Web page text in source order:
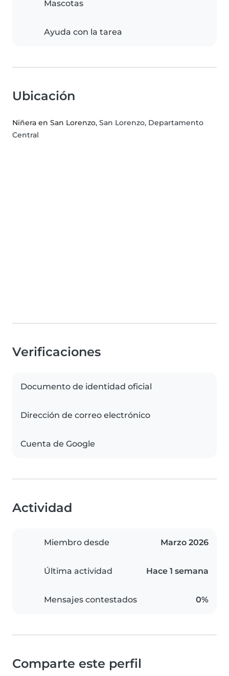
Mascotas
Ayuda con la tarea
Ubicación
Niñera en San Lorenzo, San Lorenzo, Departamento
Central
Verificaciones
Documento de identidad oficial
Dirección de correo electrónico
Cuenta de Google
Actividad
Miembro desde Marzo 2026
Última actividad Hace 1 semana
Mensajes contestados 0%
Comparte este perfil